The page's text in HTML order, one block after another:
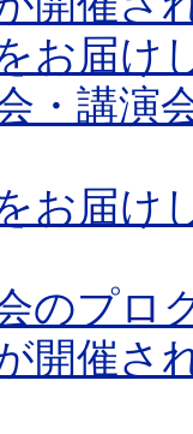
お届け
・講演
お届け
のプロ
開催さ